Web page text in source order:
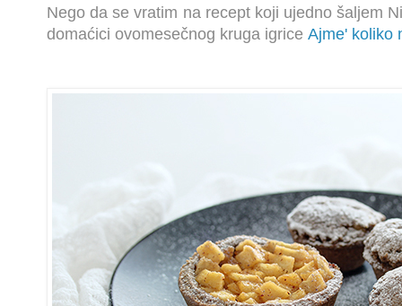
Nego da se vratim na recept koji ujedno šaljem
domaćici ovomesečnog kruga igrice Ajme' koliko